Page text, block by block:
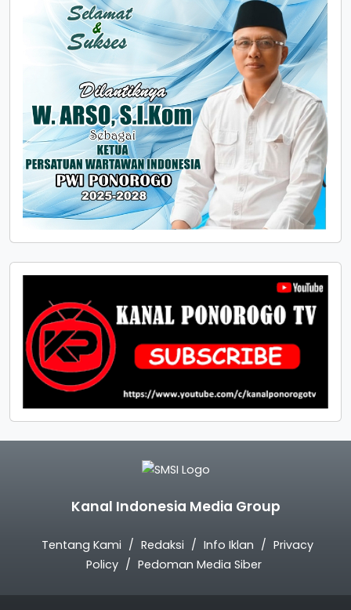
Kanal Indonesia Media Group
Tentang Kami Redaksi Info Iklan
Privacy
Policy
Pedoman Media Siber